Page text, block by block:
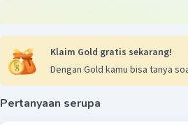
Klaim Gold gratis sekarang!
Dengan Gold kamu bisa tanya
Pertanyaan serupa